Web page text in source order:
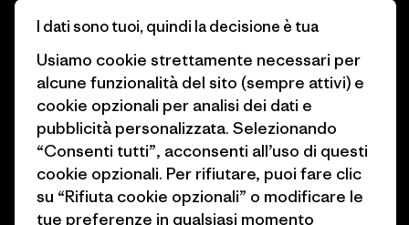
1% For The Planet
Come finanziamo
Buoni regalo
Trova un negozio
Industry program
Programma di affiliazione
Patagonia Svizzera Mappa del
sito
I dati sono tuoi, quindi la decisione è tua
Usiamo cookie strettamente necessari per
alcune funzionalità del sito (sempre attivi) e
cookie opzionali per analisi dei dati e
pubblicità personalizzata. Selezionando
“Consenti tutti”, acconsenti all’uso di questi
cookie opzionali. Per rifiutare, puoi fare clic
su “Rifiuta cookie opzionali” o modificare le
tue preferenze in qualsiasi momento